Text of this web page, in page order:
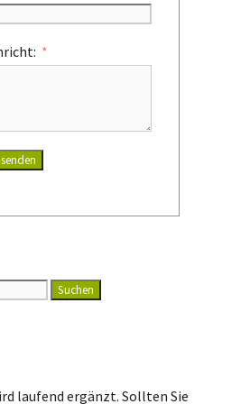
Suchen
laufend ergänzt. Sollten Sie